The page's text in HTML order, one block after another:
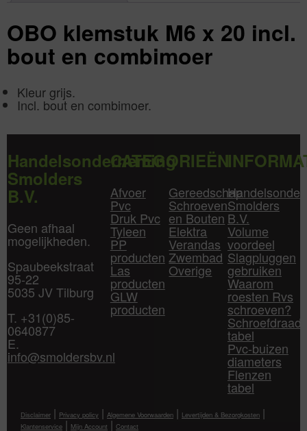
OBO klemstuk M6 x 20 incl.
bout en combimoer
Kleur grijs.
Incl. bout en combimoer.
Handelsonderneming
Smolders
B.V.
Geen afhaal
mogelijkheden.
Spaubeekstraat
95-22
5035 JV Tilburg
T. +31(0)85-
0640877
E.
info@smoldersbv.nl
CATEGORIEËN
Afvoer
Pvc
Druk Pvc
Tyleen
PP
producten
Las
producten
GLW
producten
Gereedschap
Schroeven
en Bouten
Elektra
Verandas
Zwembad
Overige
Smolders
B.V.
Volume
voordeel
Slagpluggen
gebruiken
Waarom
roesten Rvs
schroeven?
Schroefdraad
tabel
Pvc-buizen
diameters
Flenzen
tabel
Disclaimer | Privacy policy | Algemene Voorwaarden | Levertijden & Bezorgkosten |
Klantenservice | Mijn Account | Contact